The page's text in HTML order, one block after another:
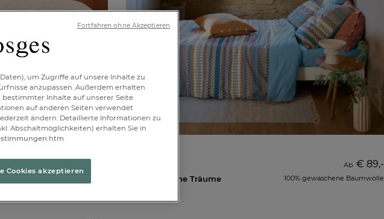
Provenzalische Träume
Ab € 89,-
100% gewaschene Baumwolle
um Zugriffe auf unsere Inhalte zu
anzupassen. Außerdem erhalten
Inhalte auf unserer Seite
auf anderen Seiten verwendet
ändern. Detaillierte Informationen zu
Abschaltmöglichkeiten) erhalten Sie in
Cookies akzeptieren
Fortfahren ohne Akzeptieren